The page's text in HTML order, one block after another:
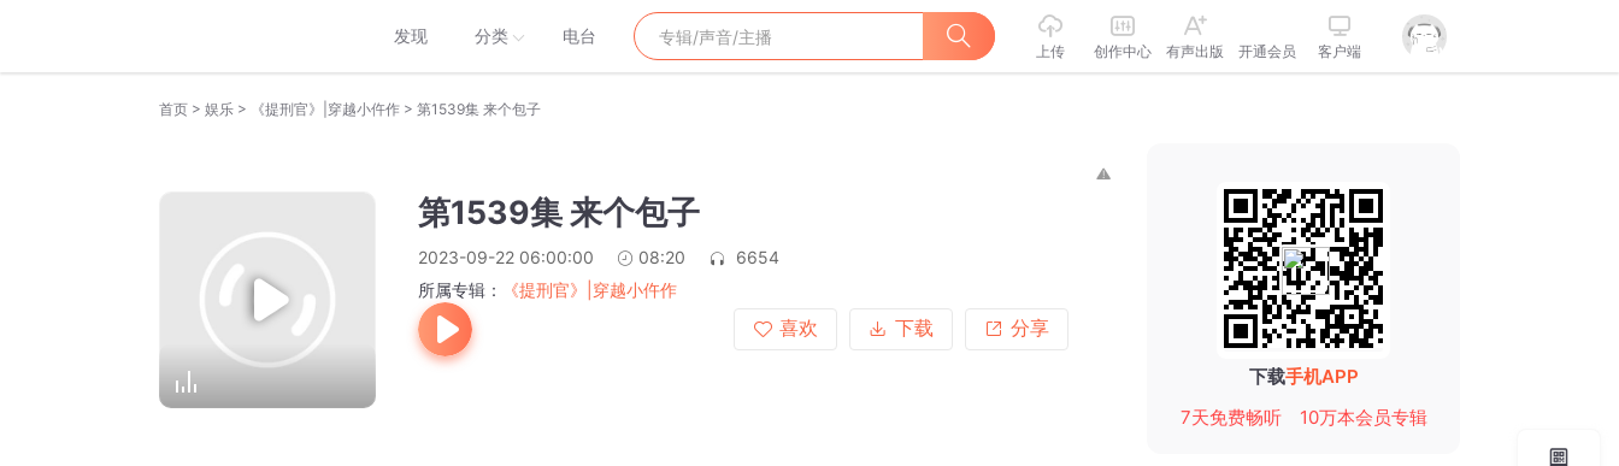
发现 分类 电台
上传 创作中心 有声出版 开通会员 客户端
首页 > 娱乐 > 《提刑官》|穿越小仵作 > 第1539集 来个包子
第1539集 来个包子
2023-09-22 06:00:00 08:20
6654
所属专辑：
《提刑官》|穿越小仵作
喜欢
下载 分享
下载手机APP
7天免费畅听
10万本会员专辑